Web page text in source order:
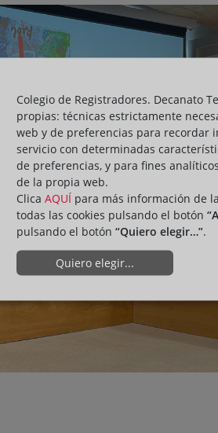
Colegio de Registradores. Decanato
propias: técnicas estrictamente
web y de preferencias para recordar
servicio con determinadas
de preferencias, y para fines
de la propia web.
Clica AQUÍ para más información de
todas las cookies pulsando el botón
pulsando el botón “Quiero elegir…”.
Quiero elegir...